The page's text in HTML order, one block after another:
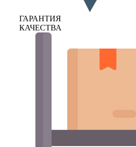
ГАРАНТИЯ
КАЧЕСТВА